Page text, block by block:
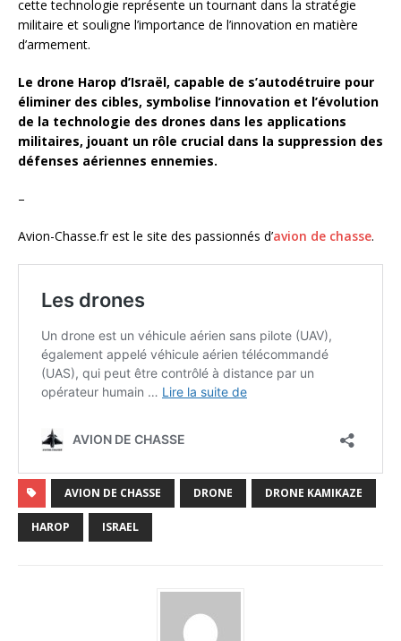
cette technologie représente un tournant dans la stratégie
militaire et souligne l’importance de l’innovation en matière
d’armement.
Le drone Harop d’Israël, capable de s’autodétruire pour
éliminer des cibles, symbolise l’innovation et l’évolution
de la technologie des drones dans les applications
militaires, jouant un rôle crucial dans la suppression des
défenses aériennes ennemies.
–
Avion-Chasse.fr est le site des passionnés d’avion de chasse.
AVION DE CHASSE DRONE DRONE KAMIKAZE
HAROP ISRAEL